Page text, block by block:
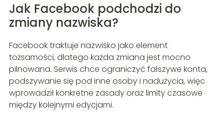
Jak Facebook podchodzi do
zmiany nazwiska?
Facebook traktuje nazwisko jako element
tożsamości, dlatego każda zmiana jest mocno
pilnowana. Serwis chce ograniczyć fałszywe konta,
podszywanie się pod inne osoby i nadużycia, więc
wprowadził konkretne zasady oraz limity czasowe
między kolejnymi edycjami.